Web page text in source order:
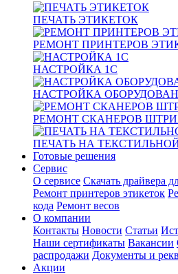
ПЕЧАТЬ ЭТИКЕТОК
РЕМОНТ ПРИНТЕРОВ
НАСТРОЙКА 1С
НАСТРОЙКА
РЕМОНТ СКАНЕРОВ
ПЕЧАТЬ НА
Готовые решения
Сервис
О сервисе Скачать драйвера
Ремонт принтеров этикеток
кода Ремонт весов
О компании
Контакты Новости Статьи
Наши сертификаты Вакансии
распродажи Документы и
Акции